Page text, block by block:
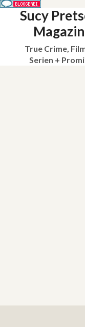
Sucy
Magazin
True Crime,
Serien +